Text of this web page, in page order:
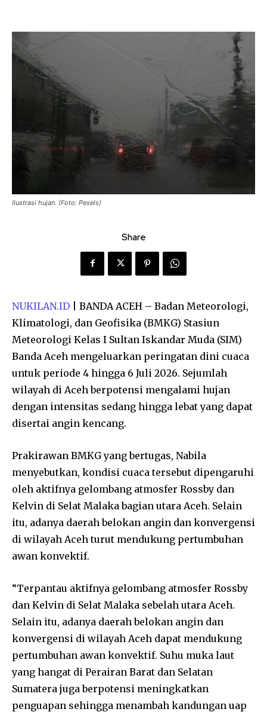
Ilustrasi hujan. (Foto: Pexels)
Share
NUKILAN.ID | BANDA ACEH – Badan Meteorologi,
Klimatologi, dan Geofisika (BMKG) Stasiun
Meteorologi Kelas I Sultan Iskandar Muda (SIM)
Banda Aceh mengeluarkan peringatan dini cuaca
untuk periode 4 hingga 6 Juli 2026. Sejumlah
wilayah di Aceh berpotensi mengalami hujan
dengan intensitas sedang hingga lebat yang dapat
disertai angin kencang.
Prakirawan BMKG yang bertugas, Nabila
menyebutkan, kondisi cuaca tersebut dipengaruhi
oleh aktifnya gelombang atmosfer Rossby dan
Kelvin di Selat Malaka bagian utara Aceh. Selain
itu, adanya daerah belokan angin dan konvergensi
di wilayah Aceh turut mendukung pertumbuhan
awan konvektif.
“Terpantau aktifnya gelombang atmosfer Rossby
dan Kelvin di Selat Malaka sebelah utara Aceh.
Selain itu, adanya daerah belokan angin dan
konvergensi di wilayah Aceh dapat mendukung
pertumbuhan awan konvektif. Suhu muka laut
yang hangat di Perairan Barat dan Selatan
Sumatera juga berpotensi meningkatkan
penguapan sehingga menambah kandungan uap